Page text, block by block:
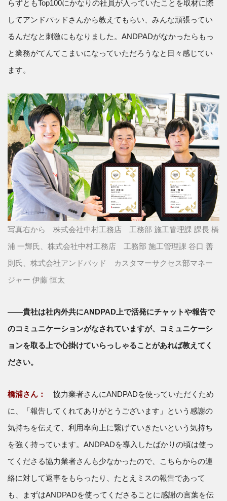
らずともTop100にかなりの社員が入っていたことを取材に際
してアンドパッドさんから教えてもらい、みんな頑張ってい
るんだなと刺激にもなりました。ANDPADがなかったらもっ
と業務がてんてこまいになっていただろうなと日々感じてい
ます。
写真右から 株式会社中村工務店 工務部 施工管理課 課長 橋
浦 一輝氏、株式会社中村工務店 工務部 施工管理課 谷口 善
則氏、株式会社アンドパッド カスタマーサクセス部マネー
ジャー 伊藤 恒太
――貴社は社内外共にANDPAD上で活発にチャットや報告で
のコミュニケーションがなされていますが、コミュニケーシ
ョンを取る上で心掛けていらっしゃることがあれば教えてく
ださい。
橋浦さん： 協力業者さんにANDPADを使っていただくため
に、「報告してくれてありがとうございます」という感謝の
気持ちを伝えて、利用率向上に繋げていきたいという気持ち
を強く持っています。ANDPADを導入したばかりの頃は使っ
てくださる協力業者さんも少なかったので、こちらからの連
絡に対して返事をもらったり、たとえミスの報告であって
も、まずはANDPADを使ってくださることに感謝の言葉を伝